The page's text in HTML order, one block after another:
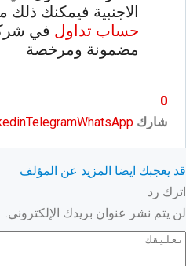
الاجنبية فيمكنك ذلك
حساب تداول في
مضمونة ومرخصة
0
شارك
TelegramWhatsApp
قد يعجبك ايضا المزيد عن المؤلف
اترك رد
لن يتم نشر عنوان بريدك الإلكتروني.